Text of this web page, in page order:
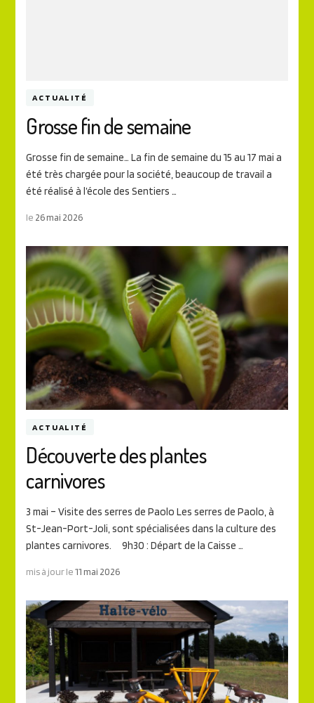
ACTUALITÉ
Grosse fin de semaine
Grosse fin de semaine… La fin de semaine du 15 au 17 mai a
été très chargée pour la société, beaucoup de travail a
été réalisé à l’école des Sentiers …
le 26 mai 2026
ACTUALITÉ
Découverte des plantes
carnivores
3 mai – Visite des serres de Paolo Les serres de Paolo, à
St-Jean-Port-Joli, sont spécialisées dans la culture des
plantes carnivores. 9h30 : Départ de la Caisse …
mis à jour le11 mai 2026